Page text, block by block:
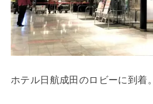
ホテル日航成田のロビーに到着。